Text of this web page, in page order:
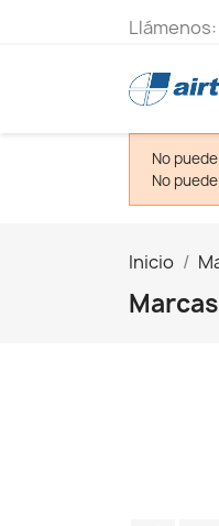
Llámenos:
No
No
Inicio
Marcas